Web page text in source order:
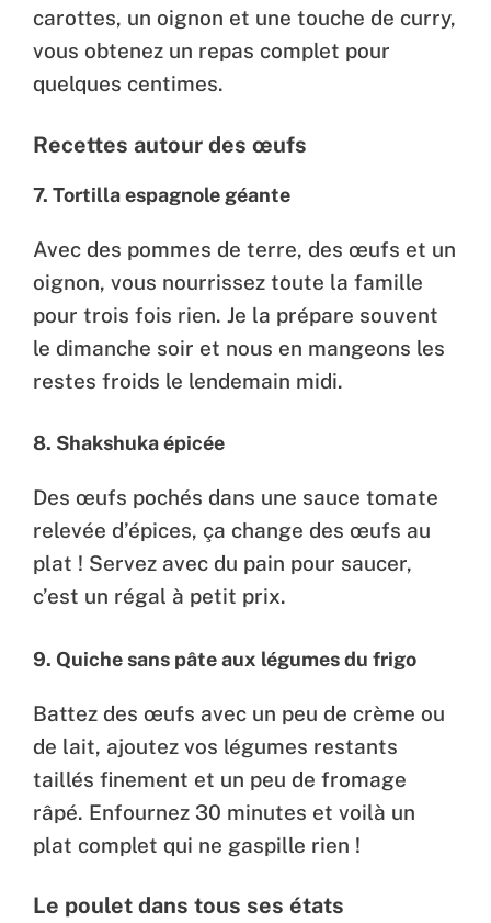
carottes, un oignon et une touche de curry,
vous obtenez un repas complet pour
quelques centimes.
Recettes autour des œufs
7. Tortilla espagnole géante
Avec des pommes de terre, des œufs et un
oignon, vous nourrissez toute la famille
pour trois fois rien. Je la prépare souvent
le dimanche soir et nous en mangeons les
restes froids le lendemain midi.
8. Shakshuka épicée
Des œufs pochés dans une sauce tomate
relevée d’épices, ça change des œufs au
plat ! Servez avec du pain pour saucer,
c’est un régal à petit prix.
9. Quiche sans pâte aux légumes du frigo
Battez des œufs avec un peu de crème ou
de lait, ajoutez vos légumes restants
taillés finement et un peu de fromage
râpé. Enfournez 30 minutes et voilà un
plat complet qui ne gaspille rien !
Le poulet dans tous ses états